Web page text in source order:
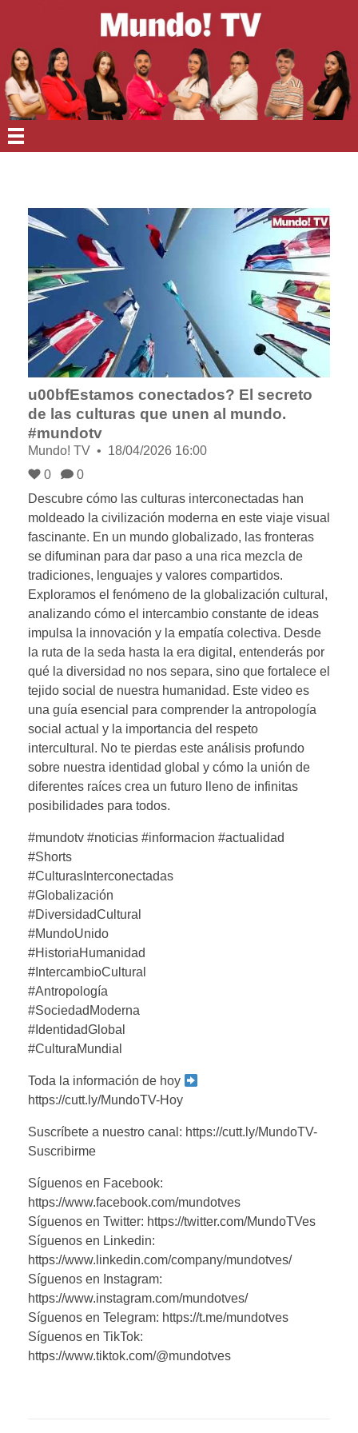
u00bfEstamos conectados? El secreto
de las culturas que unen al mundo.
#mundotv
Mundo! TV
18/04/2026 16:00
0
0
Descubre cómo las culturas interconectadas han
moldeado la civilización moderna en este viaje visual
fascinante. En un mundo globalizado, las fronteras
se difuminan para dar paso a una rica mezcla de
tradiciones, lenguajes y valores compartidos.
Exploramos el fenómeno de la globalización cultural,
analizando cómo el intercambio constante de ideas
impulsa la innovación y la empatía colectiva. Desde
la ruta de la seda hasta la era digital, entenderás por
qué la diversidad no nos separa, sino que fortalece el
tejido social de nuestra humanidad. Este video es
una guía esencial para comprender la antropología
social actual y la importancia del respeto
intercultural. No te pierdas este análisis profundo
sobre nuestra identidad global y cómo la unión de
diferentes raíces crea un futuro lleno de infinitas
posibilidades para todos.
#mundotv #noticias #informacion #actualidad
#Shorts
#CulturasInterconectadas
#Globalización
#DiversidadCultural
#MundoUnido
#HistoriaHumanidad
#IntercambioCultural
#Antropología
#SociedadModerna
#IdentidadGlobal
#CulturaMundial
Toda la información de hoy
https://cutt.ly/MundoTV-Hoy
Suscríbete a nuestro canal: https://cutt.ly/MundoTV-
Suscribirme
Síguenos en Facebook:
https://www.facebook.com/mundotves
Síguenos en Twitter: https://twitter.com/MundoTVes
Síguenos en Linkedin:
https://www.linkedin.com/company/mundotves/
Síguenos en Instagram:
https://www.instagram.com/mundotves/
Síguenos en Telegram: https://t.me/mundotves
Síguenos en TikTok:
https://www.tiktok.com/@mundotves